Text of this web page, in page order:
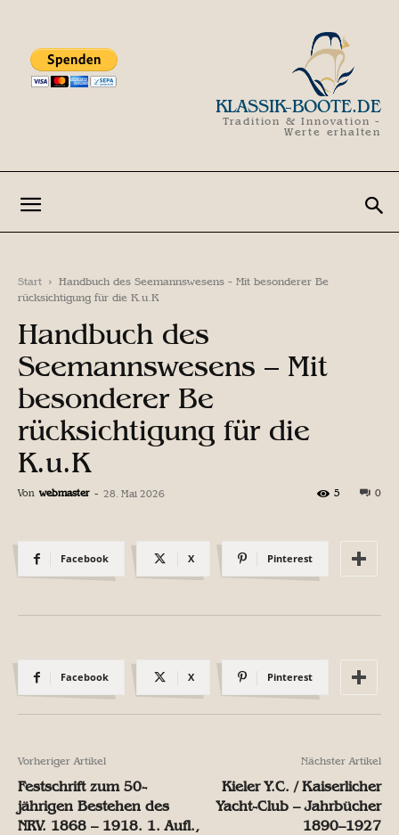
KLASSIK-BOOTE.DE
Tradition & Innovation -
Werte erhalten
Start
Handbuch des Seemannswesens - Mit besonderer Be
rücksichtigung für die K.u.K
Handbuch des
Seemannswesens – Mit
besonderer Be
rücksichtigung für die
K.u.K
Von webmaster - 28. Mai 2026 0
5
Facebook X Pinterest
Facebook X Pinterest
Vorheriger Artikel
Festschrift zum 50-
jährigen Bestehen des
NRV. 1868 – 1918. 1. Aufl.,
Nächster Artikel
Kieler Y.C. / Kaiserlicher
Yacht-Club – Jahrbücher
1890–1927